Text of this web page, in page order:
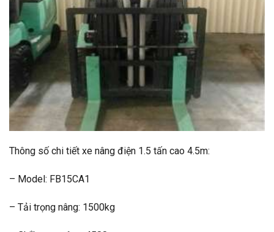
Thông số chi tiết xe nâng điện 1.5 tấn cao 4.5m:
– Model: FB15CA1
– Tải trọng nâng: 1500kg